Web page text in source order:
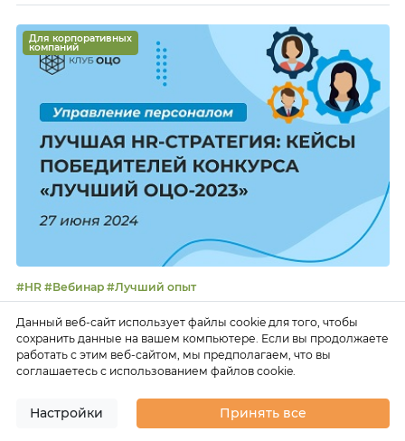
достижения стадии зрелости. […]
Для корпоративных
компаний
#HR #Вебинар #Лучший опыт
КОНКУРСА «ЛУЧШИЙ ОЦО-2023»
27 июня 2024 года Клуб ОЦО провел закрытый вебинар на тему
«Лучшая HR-стратегия: кейсы победителей конкурса «Лучший
победителей конкурса «Лучший ОЦО-2023» в номинации
«Лучшая HR-стратегия» — ОМК-ЦЕС и Северсталь-ЦЕС.
Данный веб-сайт использует файлы cookie для того, чтобы
сохранить данные на вашем компьютере. Если вы продолжаете
работать с этим веб-сайтом, мы предполагаем, что вы
соглашаетесь с использованием файлов cookie.
Настройки Принять все